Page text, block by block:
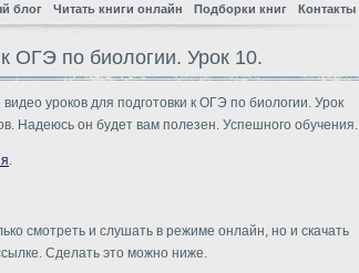
блог Читать книги онлайн Подборки книг Контакты
ОГЭ по биологии. Урок 10.
уроков для подготовки к ОГЭ по биологии. Урок
Надеюсь он будет вам полезен. Успешного обучения.
.
смотреть и слушать в режиме онлайн, но и скачать
Сделать это можно ниже.